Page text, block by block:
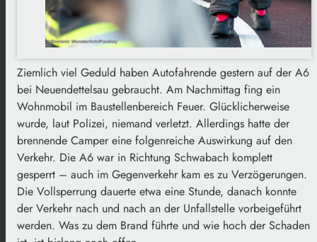
Ziemlich viel Geduld haben Autofahrende gestern auf der A6
bei Neuendettelsau gebraucht. Am Nachmittag fing ein
Wohnmobil im Baustellenbereich Feuer. Glücklicherweise
wurde, laut Polizei, niemand verletzt. Allerdings hatte der
brennende Camper eine folgenreiche Auswirkung auf den
Verkehr. Die A6 war in Richtung Schwabach komplett
gesperrt – auch im Gegenverkehr kam es zu Verzögerungen.
Die Vollsperrung dauerte etwa eine Stunde, danach konnte
der Verkehr nach und nach an der Unfallstelle vorbeigeführt
werden. Was zu dem Brand führte und wie hoch der Schaden